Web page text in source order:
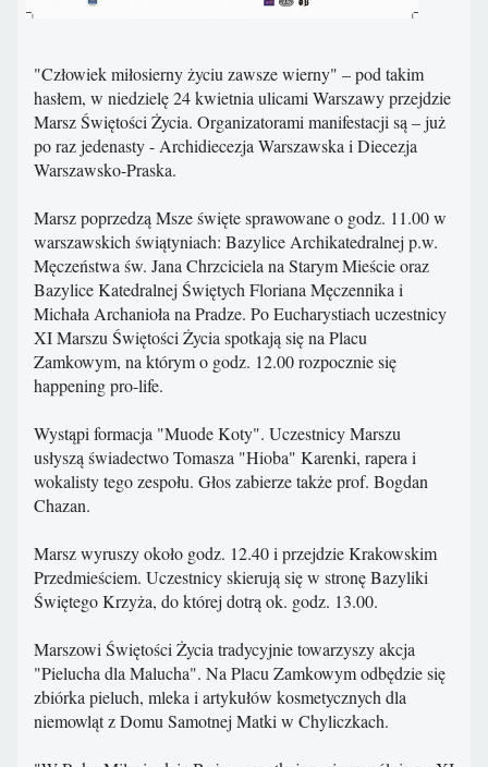
"Człowiek miłosierny życiu zawsze wierny" – pod takim
hasłem, w niedzielę 24 kwietnia ulicami Warszawy przejdzie
Marsz Świętości Życia. Organizatorami manifestacji są – już
po raz jedenasty - Archidiecezja Warszawska i Diecezja
Warszawsko-Praska.
Marsz poprzedzą Msze święte sprawowane o godz. 11.00 w
warszawskich świątyniach: Bazylice Archikatedralnej p.w.
Męczeństwa św. Jana Chrzciciela na Starym Mieście oraz
Bazylice Katedralnej Świętych Floriana Męczennika i
Michała Archanioła na Pradze. Po Eucharystiach uczestnicy
XI Marszu Świętości Życia spotkają się na Placu
Zamkowym, na którym o godz. 12.00 rozpocznie się
happening pro-life.
Wystąpi formacja "Muode Koty". Uczestnicy Marszu
usłyszą świadectwo Tomasza "Hioba" Karenki, rapera i
wokalisty tego zespołu. Głos zabierze także prof. Bogdan
Chazan.
Marsz wyruszy około godz. 12.40 i przejdzie Krakowskim
Przedmieściem. Uczestnicy skierują się w stronę Bazyliki
Świętego Krzyża, do której dotrą ok. godz. 13.00.
Marszowi Świętości Życia tradycyjnie towarzyszy akcja
"Pielucha dla Malucha". Na Placu Zamkowym odbędzie się
zbiórka pieluch, mleka i artykułów kosmetycznych dla
niemowląt z Domu Samotnej Matki w Chyliczkach.